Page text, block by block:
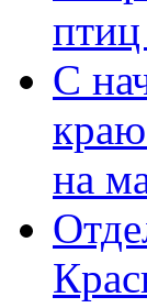
С
на